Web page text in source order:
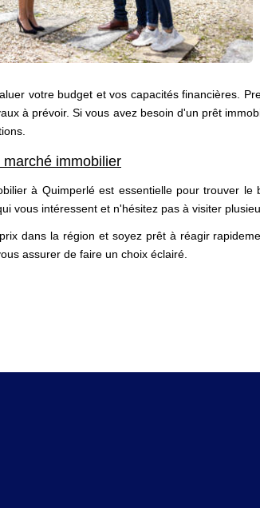
votre budget et vos capacités financières.
à prévoir. Si vous avez besoin d'un prêt
immobilier
à Quimperlé est essentielle pour trouver
vous intéressent et n'hésitez pas à visiter
dans la région et soyez prêt à réagir
assurer de faire un choix éclairé.